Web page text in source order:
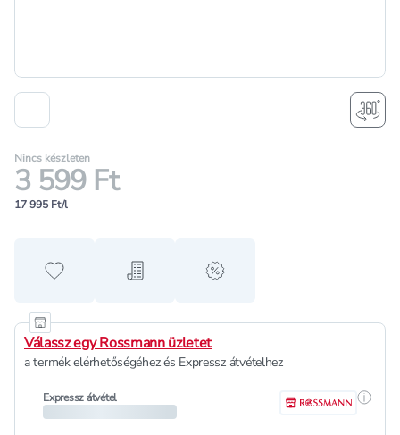
Nincs készleten
3 599 Ft
17 995 Ft/l
Hozzáadás a kedvencekhez
Hozzáadás a bevásárló listához
alert when on sale
Válassz egy Rossmann üzletet
a termék elérhetőségéhez és Expressz átvételhez
Expressz átvétel